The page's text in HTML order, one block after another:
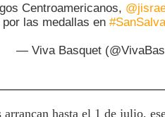
Centroamericanos,
las medallas en
— Viva Basquet
hasta el 1 de julio,